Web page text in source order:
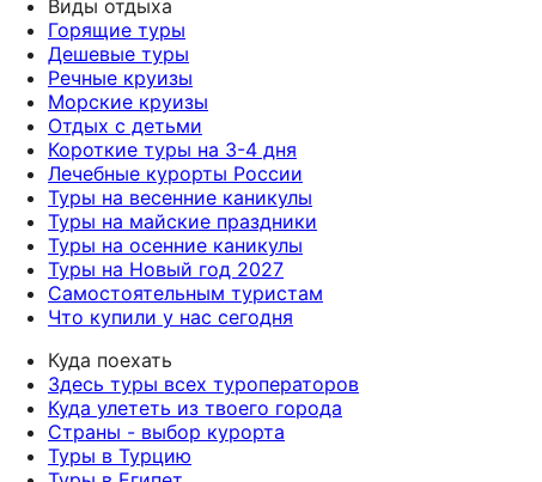
Виды отдыха
Горящие туры
Дешевые туры
Речные круизы
Морские круизы
Отдых с детьми
Короткие туры на 3-4 дня
Лечебные курорты России
Туры на весенние каникулы
Туры на майские праздники
Туры на осенние каникулы
Туры на Новый год 2027
Самостоятельным туристам
Что купили у нас сегодня
Куда поехать
Здесь туры всех туроператоров
Куда улететь из твоего города
Страны - выбор курорта
Туры в Турцию